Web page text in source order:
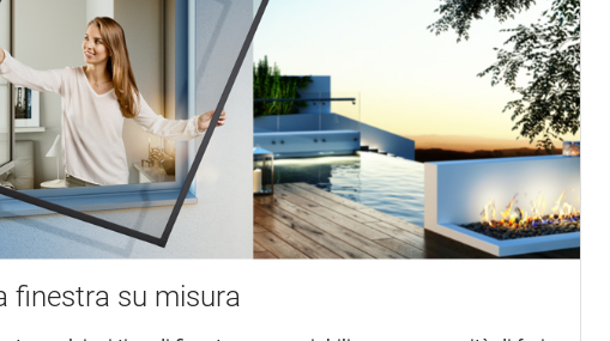
finestra su misura